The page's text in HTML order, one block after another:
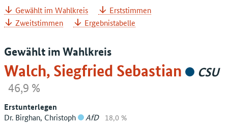
Gewählt im Wahlkreis
Erststimmen
Zweitstimmen
Ergebnistabelle
Gewählt im Wahlkreis
Walch, Siegfried Sebastian
CSU
46,9 %
Erstunterlegen
Dr. Birghan, Christoph AfD 18,0 %